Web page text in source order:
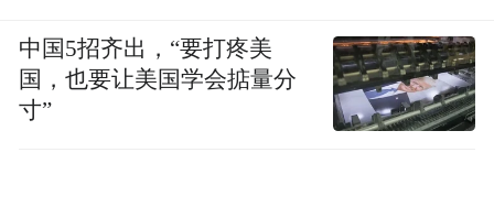
中国5招齐出，“要打疼美
国，也要让美国学会掂量分
寸”